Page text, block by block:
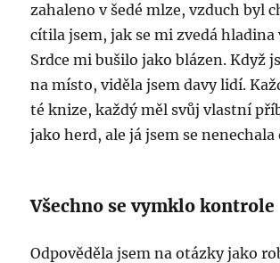
zahaleno v šedé mlze, vzduch byl
cítila jsem, jak se mi zvedá hladina
Srdce mi bušilo jako blázen. Když
na místo, viděla jsem davy lidí.
té knize, každý měl svůj vlastní
jako herd, ale já jsem se
Všechno se vymklo kontrole
Odpověděla jsem na otázky jako